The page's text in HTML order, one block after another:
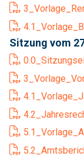
Sitzung vom